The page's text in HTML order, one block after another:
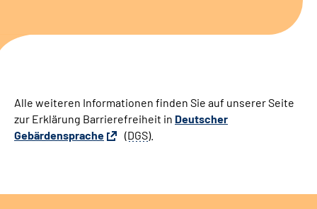
Suche
Alle weiteren Informationen finden Sie auf unserer Seite
zur Erklärung Barrierefreiheit in Deutscher
Gebärdensprache
(DGS).